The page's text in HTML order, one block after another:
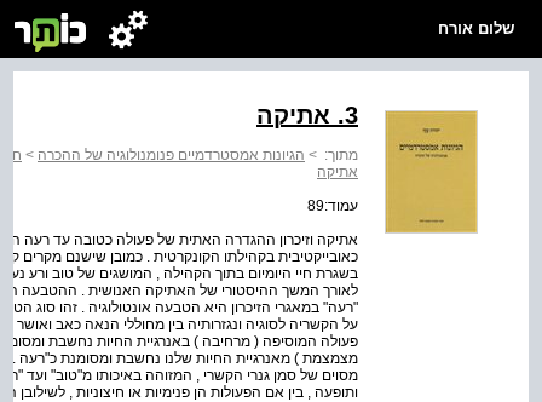
שלום אורח
3. אתיקה
מתוך: > הגיונות אמסטרדמיים פנומנולוגיה של ההכרה >
אתיקה
עמוד:89
אתיקה וזיכרון ההגדרה האתית של פעולה כטובה עד רעה
כאובייקטיבית בקהילתו הקונקרטית . כמובן שישנם מקרים
בשגרת חיי היומיום בתוך הקהילה , המושגים של טוב ורע
לאורך המשך ההיסטורי של האתיקה האנושית . ההטבעה
"רעה" במאגרי הזיכרון היא הטבעה אונטולוגיה . זהו סוג
על הקשריה לסוגיה ונגזרותיה בין מחוללי הנאה כאב ואושר
פעולה המוסיפה ( מרחיבה ) באנרגיית החיות נחשבת
מצמצמת ) מאנרגיית החיות שלנו נחשבת ומסומנת כ"רעה . "
מסוים של סמן גנרי הקשרי , המזוהה באיכותו מ"טוב" ועד
ותופעה , בין אם הפעולות הן פנימיות או חיצוניות , לשילובן